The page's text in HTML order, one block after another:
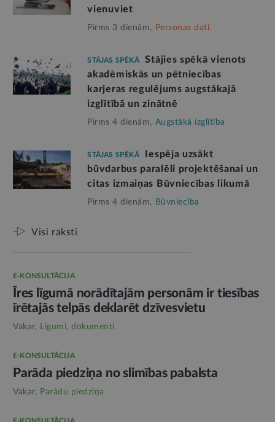
vienuviet
Pirms 3 dienām, Personas dati
STĀJAS SPĒKĀ
Stājies spēkā vienots
akadēmiskās un pētniecības
karjeras regulējums augstākajā
izglītībā un zinātnē
Pirms 4 dienām, Augstākā izglītība
STĀJAS SPĒKĀ
Iespēja uzsākt
būvdarbus paralēli projektēšanai un
citas izmaiņas Būvniecības likumā
Pirms 4 dienām, Būvniecība
Visi raksti
E-KONSULTĀCIJA
Īres līgumā norādītajām personām ir tiesības
īrētajās telpās deklarēt dzīvesvietu
Vakar, Līgumi, dokumenti
E-KONSULTĀCIJA
Parāda piedziņa no slimības pabalsta
Vakar, Parādu piedziņa